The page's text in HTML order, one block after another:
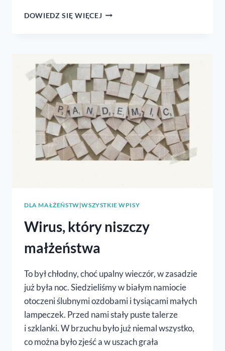
DOWIEDZ SIĘ WIĘCEJ 100
DLA MAŁŻEŃSTW|WSZYSTKIE WPISY
Wirus, który niszczy
małżeństwa
To był chłodny, choć upalny wieczór, w zasadzie
już była noc. Siedzieliśmy w białym namiocie
otoczeni ślubnymi ozdobami i tysiącami małych
lampeczek. Przed nami stały puste talerze
i szklanki. W brzuchu było już niemal wszystko,
co można było zjeść a w uszach grała